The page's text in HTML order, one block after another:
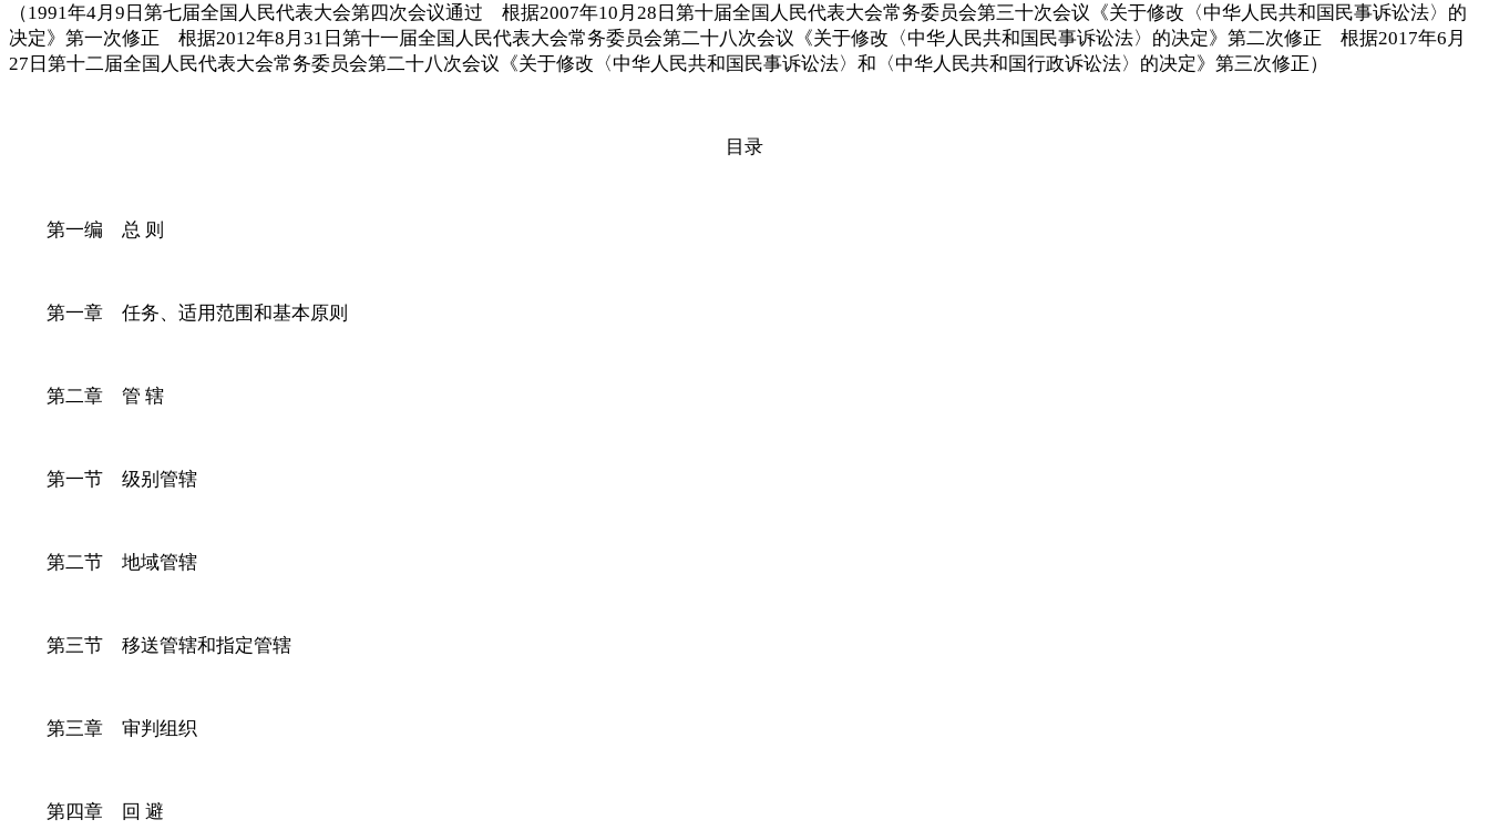
（1991年4月9日第七届全国人民代表大会第四次会议通过 根据2007年10月28日第十届全国人民代表大会常务委员会第三十次会议《关于修改〈中华人民共和国民事诉讼法〉的
决定》第一次修正 根据2012年8月31日第十一届全国人民代表大会常务委员会第二十八次会议《关于修改〈中华人民共和国民事诉讼法〉的决定》第二次修正 根据2017年6月
27日第十二届全国人民代表大会常务委员会第二十八次会议《关于修改〈中华人民共和国民事诉讼法〉和〈中华人民共和国行政诉讼法〉的决定》第三次修正）
目录
第一编 总 则
第一章 任务、适用范围和基本原则
第二章 管 辖
第一节 级别管辖
第二节 地域管辖
第三节 移送管辖和指定管辖
第三章 审判组织
第四章 回 避